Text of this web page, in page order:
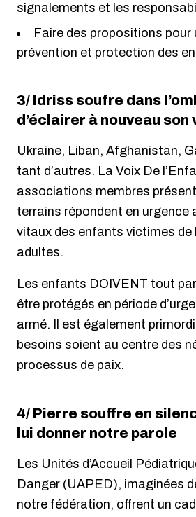
signalements et les
Faire des propositions pour
prévention et protection des
3/ Idriss soufre dans
d’éclairer à nouveau son
Ukraine, Liban, Afghanistan,
tant d’autres. La Voix De
associations membres
terrains répondent en urgence
vitaux des enfants victimes de
adultes.
Les enfants DOIVENT tout
être protégés en période
armé. Il est également
besoins soient au centre des
processus de paix.
4/ Pierre souffre en
lui donner notre parole
Les Unités d’Accueil
Danger (UAPED), imaginées
notre fédération, offrent un